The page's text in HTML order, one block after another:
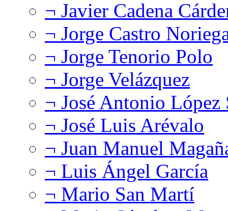
¬ Javier Cadena
¬ Jorge Castro
¬ Jorge Tenorio Polo
¬ Jorge Velázquez
¬ José Antonio López
¬ José Luis Arévalo
¬ Juan Manuel
¬ Luis Ángel García
¬ Mario San Martí